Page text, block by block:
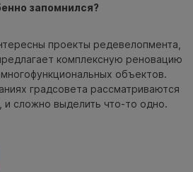
запомнился?
проекты редевелопмента,
комплексную реновацию
объектов.
градсовета рассматриваются
и сложно выделить что-то одно.